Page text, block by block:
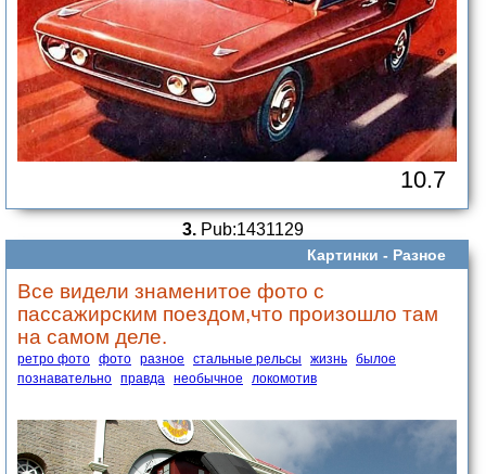
10.7
3. Pub:1431129
Картинки - Разное
Все видели знаменитое фото с
пассажирским поездом,что произошло там
на самом деле.
ретро фото фото разное стальные рельсы жизнь былое
познавательно правда необычное локомотив